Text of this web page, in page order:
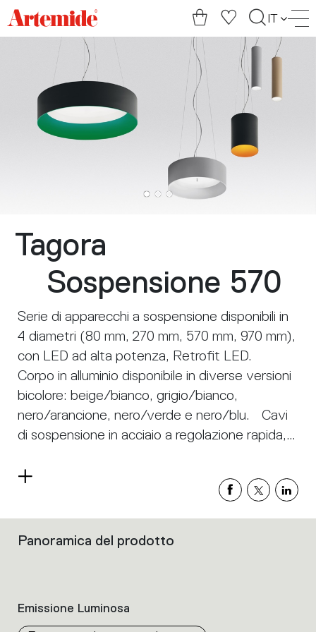
Artemide
home
IT
Tagora
Sospensione 570
Serie di apparecchi a sospensione disponibili in
4 diametri (80 mm, 270 mm, 570 mm, 970 mm),
con LED ad alta potenza, Retrofit LED.
Corpo in alluminio disponibile in diverse versioni
bicolore: beige/bianco, grigio/bianco,
nero/arancione, nero/verde e nero/blu. Cavi
di sospensione in acciaio a regolazione rapida,
faretto ad alta potenza con ottica in alluminio.
Tagora 270 utilizza un sistema proprietario
riflettore. Questo sistema aiuta a creare fasci
stretti definiti utilizzando moduli LED ad alta
altamente confortevole tramite un diffusore in
Leggi
Filtri
dei
prodotti
Panoramica del prodotto
Emissione Luminosa